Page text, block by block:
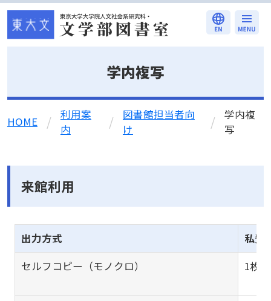
本文へ移動
学内複写
HOME /
利用案
内
/
図書館担当者向
け
/
学内複
写
来館利用
出力方式
私費
セルフコピー（モノクロ）
1枚